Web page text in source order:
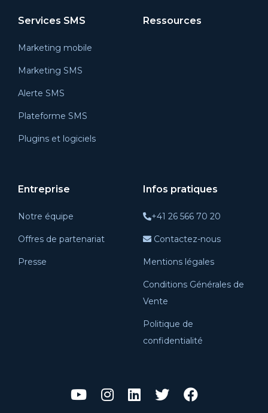
Services SMS
Marketing mobile
Marketing SMS
Alerte SMS
Plateforme SMS
Plugins et logiciels
Ressources
Entreprise
Notre équipe
Offres de partenariat
Presse
Infos pratiques
+41 26 566 70 20
Contactez-nous
Mentions légales
Conditions Générales de
Vente
Politique de
confidentialité